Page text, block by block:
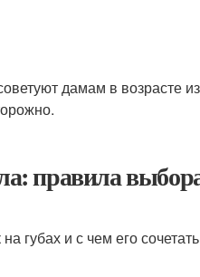
дамам в возрасте
правила
губах и с чем его